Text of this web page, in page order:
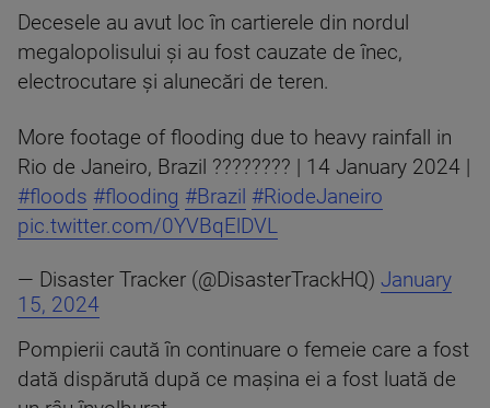
Decesele au avut loc în cartierele din nordul
megalopolisului şi au fost cauzate de înec,
electrocutare şi alunecări de teren.
More footage of flooding due to heavy rainfall in
Rio de Janeiro, Brazil ???????? | 14 January 2024 |
#floods #flooding #Brazil #RiodeJaneiro
pic.twitter.com/0YVBqElDVL
— Disaster Tracker (@DisasterTrackHQ) January
15, 2024
Pompierii caută în continuare o femeie care a fost
dată dispărută după ce maşina ei a fost luată de